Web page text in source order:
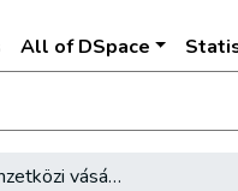
All of DSpace
Budapest nemzetközi vásár = Messe = foire = fair : 8 - 18. V. 1936 /